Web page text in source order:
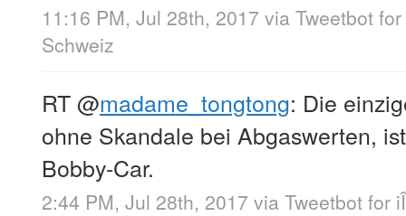
11:16 PM, Jul 28th, 2017 via Tweetbot
Schweiz
RT@madame_tongtong: Die
ohne Skandale bei Abgaswerten,
Bobby-Car.
2:44 PM, Jul 28th, 2017 via Tweetbot for